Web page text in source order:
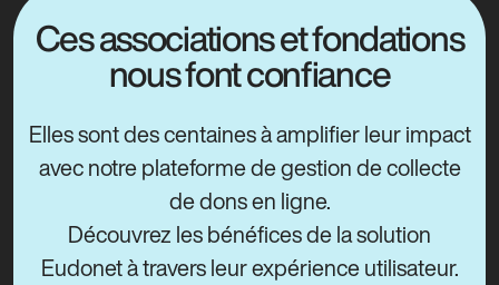
Ces associations et fondations
nous font confiance
Elles sont des centaines à amplifier leur impact
avec notre plateforme de gestion de collecte
de dons en ligne.
Découvrez les bénéfices de la solution
Eudonet à travers leur expérience utilisateur.